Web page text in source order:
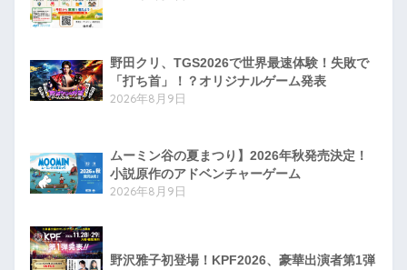
野田クリ、TGS2026で世界最速体験！失敗で
「打ち首」！？オリジナルゲーム発表
2026年8月9日
ムーミン谷の夏まつり】2026年秋発売決定！
小説原作のアドベンチャーゲーム
2026年8月9日
野沢雅子初登場！KPF2026、豪華出演者第1弾